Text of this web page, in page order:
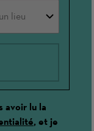
avoir lu la
, et je